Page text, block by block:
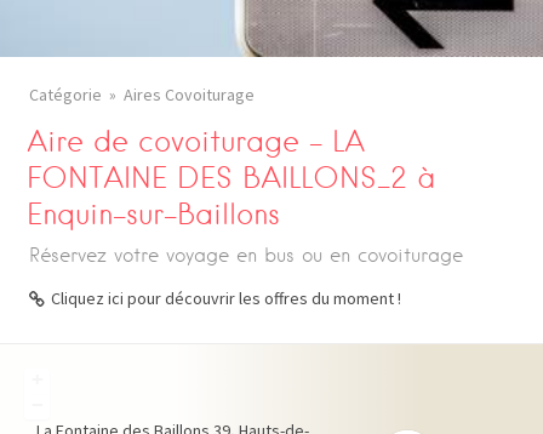
Catégorie Aires Covoiturage
Aire de covoiturage – LA
FONTAINE DES BAILLONS_2 à
Enquin-sur-Baillons
Réservez votre voyage en bus ou en covoiturage
Cliquez ici pour découvrir les offres du moment !